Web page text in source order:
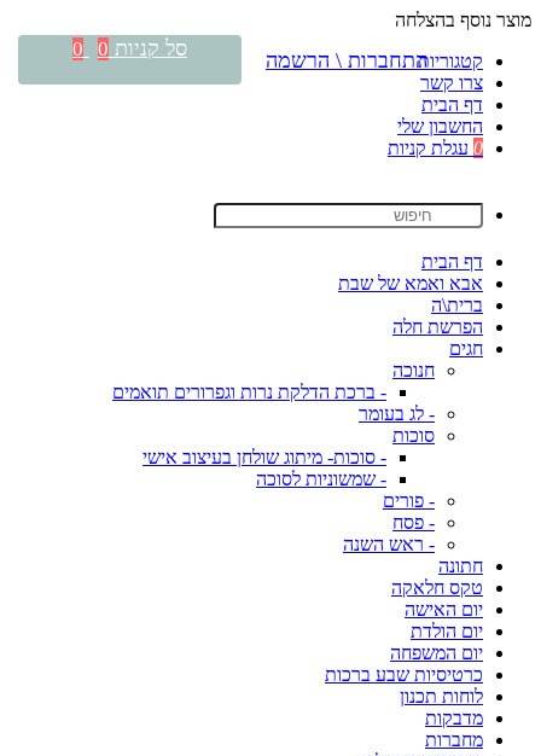
מוצר נוסף בהצלחה
קטגוריות
צרו קשר
דף הבית
החשבון שלי
0 עגלת קניות
דף הבית
אבא ואמא של שבת
ברית\ה
הפרשת חלה
חגים
חנוכה
- ברכת הדלקת נרות וגפרורים תואמים
- לג בעומר
סוכות
- סוכות- מיתוג שולחן בעיצוב אישי
- שמשוניות לסוכה
- פורים
- פסח
- ראש השנה
חתונה
טקס חלאקה
יום האישה
יום הולדת
יום המשפחה
כרטיסיות שבע ברכות
לוחות תכנון
מדבקות
מחברות
התחברות \ הרשמה סל קניות 0
0